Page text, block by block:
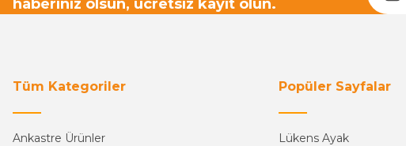
haberiniz olsun, ücretsiz kayıt olun.
Tüm Kategoriler
Ankastre Ürünler
Popüler Sayfalar
Lükens Ayak